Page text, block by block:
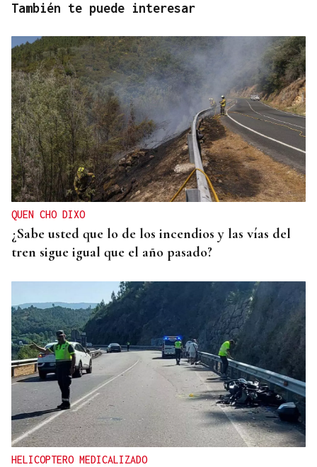
También te puede interesar
QUEN CHO DIXO
¿Sabe usted que lo de los incendios y las vías del
tren sigue igual que el año pasado?
HELICOPTERO MEDICALIZADO